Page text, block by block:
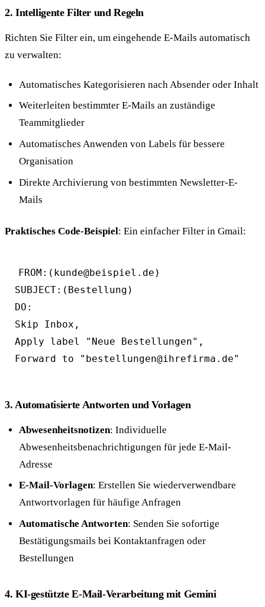
2. Intelligente Filter und Regeln
Richten Sie Filter ein, um eingehende E-Mails automatisch
zu verwalten:
Automatisches Kategorisieren nach Absender oder Inhalt
Weiterleiten bestimmter E-Mails an zuständige
Teammitglieder
Automatisches Anwenden von Labels für bessere
Organisation
Direkte Archivierung von bestimmten Newsletter-E-
Mails
Praktisches Code-Beispiel: Ein einfacher Filter in Gmail:
FROM:(kunde@beispiel.de)
SUBJECT:(Bestellung)
DO:
Skip Inbox,
Apply label "Neue Bestellungen",
Forward to "bestellungen@ihrefirma.de"
3. Automatisierte Antworten und Vorlagen
Abwesenheitsnotizen: Individuelle
Abwesenheitsbenachrichtigungen für jede E-Mail-
Adresse
E-Mail-Vorlagen: Erstellen Sie wiederverwendbare
Antwortvorlagen für häufige Anfragen
Automatische Antworten: Senden Sie sofortige
Bestätigungsmails bei Kontaktanfragen oder
Bestellungen
4. KI-gestützte E-Mail-Verarbeitung mit Gemini